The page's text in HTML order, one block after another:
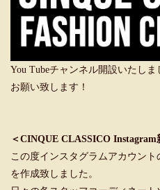
You Tubeチャンネル開設いたし
お願い致します！
＜CINQUE CLASSICO
この度インスタグラムアカウン
を作成致しました。